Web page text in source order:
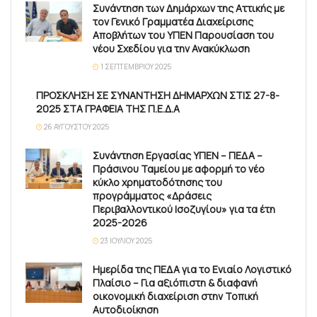
Συνάντηση των Δημάρχων της Αττικής με
τον Γενικό Γραμματέα Διαχείρισης
Αποβλήτων του ΥΠΕΝ Παρουσίαση του
νέου Σχεδίου για την Ανακύκλωση
1 ΣΕΠΤΕΜΒΡΊΟΥ 2025
ΠΡΟΣΚΛΗΣΗ ΣΕ ΣΥΝΑΝΤΗΣΗ ΔΗΜΑΡΧΩΝ ΣΤΙΣ 27-8-
2025 ΣΤΑ ΓΡΑΦΕΙΑ ΤΗΣ Π.Ε.Δ.Α
26 ΑΥΓΟΎΣΤΟΥ 2025
Συνάντηση Εργασίας ΥΠΕΝ – ΠΕΔΑ –
Πράσινου Ταμείου με αφορμή το νέο
κύκλο χρηματοδότησης του
προγράμματος «Δράσεις
Περιβαλλοντικού Ισοζυγίου» για τα έτη
2025-2026
23 ΙΟΥΛΊΟΥ 2025
Ημερίδα της ΠΕΔΑ για το Ενιαίο Λογιστικό
Πλαίσιο – Για αξιόπιστη & διαφανή
οικονομική διαχείριση στην Τοπική
Αυτοδιοίκηση